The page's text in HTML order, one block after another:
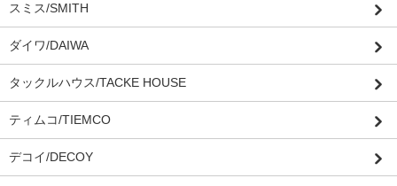
スミス/SMITH
ダイワ/DAIWA
タックルハウス/TACKE HOUSE
ティムコ/TIEMCO
デコイ/DECOY